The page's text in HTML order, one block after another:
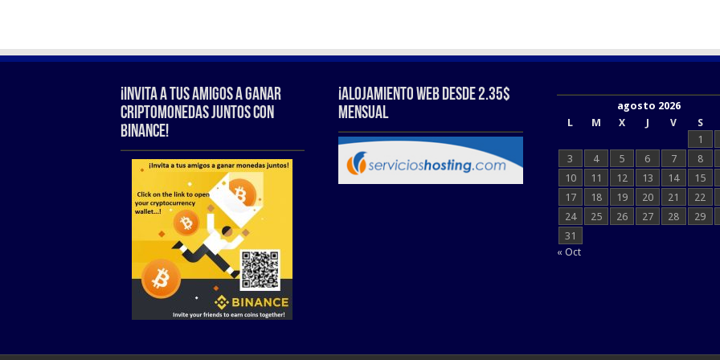
¡Invita a tus amigos a ganar
criptomonedas juntos con
Binance!
¡Alojamiento web Desde 2.35$
Mensual
agosto 2026
L
M X J V S
1
3
4 5 6 7 8
10
11 12 13 14 15
17
18 19 20 21 22
24
25 26 27 28 29
31
« Oct